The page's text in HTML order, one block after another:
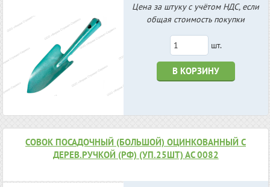
Цена за штуку с учётом НДС, если
общая стоимость покупки
шт.
В КОРЗИНУ
СОВОК ПОСАДОЧНЫЙ (БОЛЬШОЙ) ОЦИНКОВАННЫЙ С
ДЕРЕВ.РУЧКОЙ (РФ) (УП.25ШТ) АС 0082